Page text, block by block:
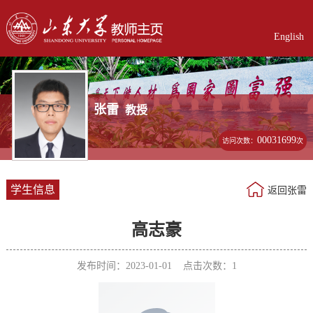
English
张雷 教授
访问次数：00031699次
学生信息 返回张雷
高志豪
发布时间：2023-01-01 点击次数： 1